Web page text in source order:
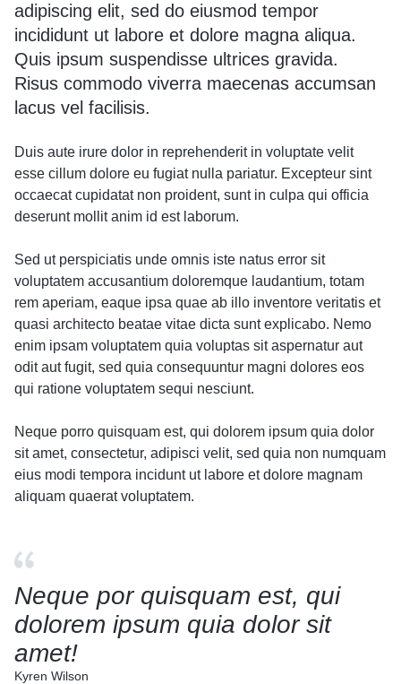
adipiscing elit, sed do eiusmod tempor
incididunt ut labore et dolore magna aliqua.
Quis ipsum suspendisse ultrices gravida.
Risus commodo viverra maecenas accumsan
lacus vel facilisis.
Duis aute irure dolor in reprehenderit in voluptate velit
esse cillum dolore eu fugiat nulla pariatur. Excepteur sint
occaecat cupidatat non proident, sunt in culpa qui officia
deserunt mollit anim id est laborum.
Sed ut perspiciatis unde omnis iste natus error sit
voluptatem accusantium doloremque laudantium, totam
rem aperiam, eaque ipsa quae ab illo inventore veritatis et
quasi architecto beatae vitae dicta sunt explicabo. Nemo
enim ipsam voluptatem quia voluptas sit aspernatur aut
odit aut fugit, sed quia consequuntur magni dolores eos
qui ratione voluptatem sequi nesciunt.
Neque porro quisquam est, qui dolorem ipsum quia dolor
sit amet, consectetur, adipisci velit, sed quia non numquam
eius modi tempora incidunt ut labore et dolore magnam
aliquam quaerat voluptatem.
Neque por quisquam est, qui
dolorem ipsum quia dolor sit
amet!
Kyren Wilson